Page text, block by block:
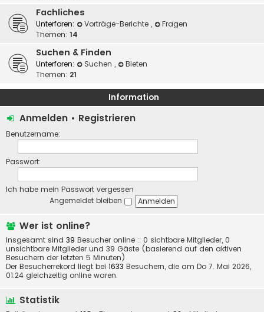
Fachliches
Unterforen: Vorträge-Berichte ,
Fragen
Themen: 14
Suchen & Finden
Unterforen: Suchen ,
Bieten
Themen: 21
Information
Anmelden • Registrieren
Benutzername:
Passwort:
Ich habe mein Passwort vergessen
Angemeldet bleiben
Wer ist online?
Insgesamt sind 39 Besucher online :: 0 sichtbare Mitglieder, 0
unsichtbare Mitglieder und 39 Gäste (basierend auf den aktiven
Besuchern der letzten 5 Minuten)
Der Besucherrekord liegt bei 1633 Besuchern, die am Do 7. Mai 2026,
01:24 gleichzeitig online waren.
Statistik